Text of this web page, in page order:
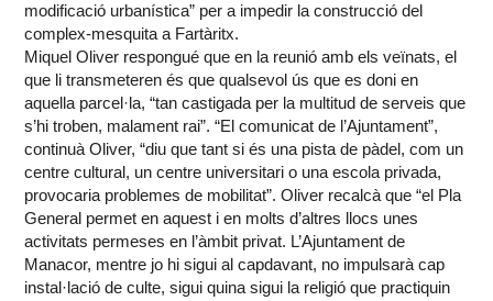
modificació urbanística” per a impedir la construcció del
complex-mesquita a Fartàritx.
Miquel Oliver respongué que en la reunió amb els veïnats, el
que li transmeteren és que qualsevol ús que es doni en
aquella parcel·la, “tan castigada per la multitud de serveis que
s’hi troben, malament rai”. “El comunicat de l’Ajuntament”,
continuà Oliver, “diu que tant si és una pista de pàdel, com un
centre cultural, un centre universitari o una escola privada,
provocaria problemes de mobilitat”. Oliver recalcà que “el Pla
General permet en aquest i en molts d’altres llocs unes
activitats permeses en l’àmbit privat. L’Ajuntament de
Manacor, mentre jo hi sigui al capdavant, no impulsarà cap
instal·lació de culte, sigui quina sigui la religió que practiquin